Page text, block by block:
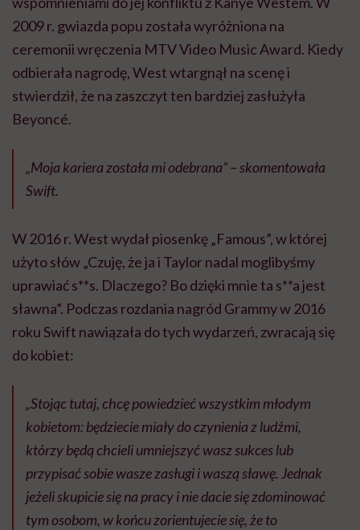
2009 r. gwiazda popu została wyróżniona na
ceremonii wręczenia MTV Video Music Award. Kiedy
odbierała nagrodę, West wtargnął na scenę i
stwierdził, że na zaszczyt ten bardziej zasłużyła
Beyoncé.
„Moja kariera została mi odebrana” – skomentowała
Swift.
W 2016 r. West wydał piosenkę „Famous”, w której
użyto słów „Czuję, że ja i Taylor nadal moglibyśmy
uprawiać s**s. Dlaczego? Bo dzięki mnie ta s**a jest
sławna”. Podczas rozdania nagród Grammy w 2016
roku Swift nawiązała do tych wydarzeń, zwracają się
do kobiet:
„Stojąc tutaj, chcę powiedzieć wszystkim młodym
kobietom: będziecie miały do czynienia z ludźmi,
którzy będą chcieli umniejszyć wasz sukces lub
przypisać sobie wasze zasługi i waszą sławę. Jednak
jeżeli skupicie się na pracy i nie dacie się zdominować
tym osobom, w końcu zorientujecie się, że to